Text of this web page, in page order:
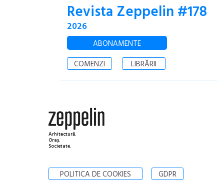
Revista Zeppelin #178
2026
ABONAMENTE
COMENZI
LIBRĂRII
Arhitectură.
Oraș.
Societate.
POLITICA DE COOKIES GDPR